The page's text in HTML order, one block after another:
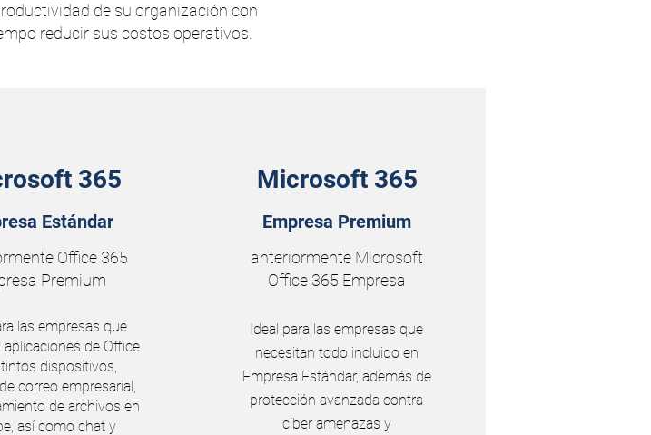
de su organización con
reducir sus costos operativos.
365
Estándar
Office 365
Premium
las empresas que
aplicaciones de Office
dispositivos,
correo empresarial,
de archivos en
así como chat y
Microsoft 365
Empresa Premium
anteriormente Microsoft
Office 365 Empresa
Ideal para las empresas que
necesitan todo incluido en
Empresa Estándar, además de
protección avanzada contra
ciber amenazas y